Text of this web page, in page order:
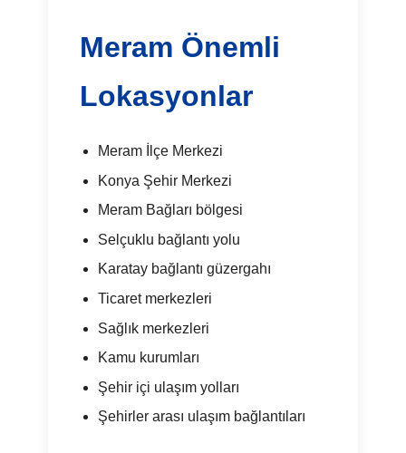
Meram Önemli
Lokasyonlar
Meram İlçe Merkezi
Konya Şehir Merkezi
Meram Bağları bölgesi
Selçuklu bağlantı yolu
Karatay bağlantı güzergahı
Ticaret merkezleri
Sağlık merkezleri
Kamu kurumları
Şehir içi ulaşım yolları
Şehirler arası ulaşım bağlantıları